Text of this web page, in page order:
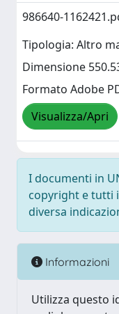
986640-
Tipologia: Altro
Dimensione
Formato Adobe
Visualizza/Apri
I documenti in
copyright e tutti
diversa
Informazioni
Utilizza questo